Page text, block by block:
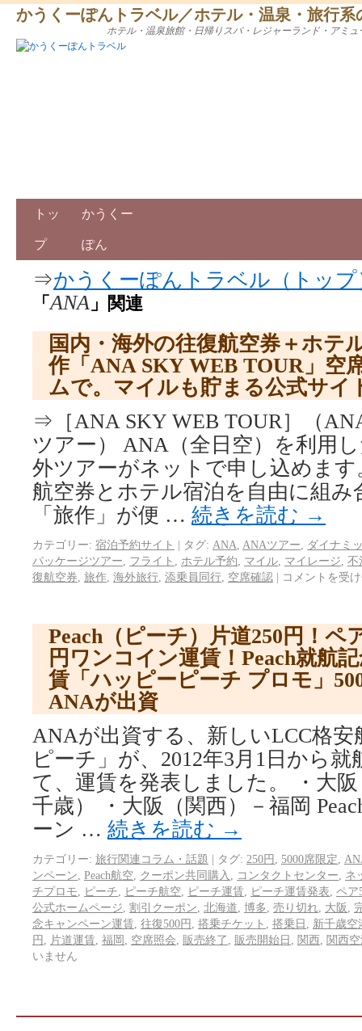
かうくーぽんトラベル／ホテル・温泉・旅行
ホテル・温泉旅館・日帰りスパ・レジャーランド・アミ
トッ
プ
かうくー
ぽん
⇒かうくーぽんトラベル（トップ
「ANA 」関連
国内・海外の往復航空券＋ホテ
作「ANA SKY WEB TOUR」空
ムで。マイルも貯まる公式サイ
⇒［ANA SKY WEB TOUR］（
ツアー） ANA（全日空）を利用
外ツアーがネットで申し込めま
航空券とホテル宿泊を自由に組
「旅作」が便 … 続きを読む →
カテゴリー: 宿泊予約サイト | タグ: ANA ANAツアー
ダイナミ
パッケージツアー
フライト ホテル予約 マイル マイレージ 不
復航空券 旅作 海外旅行 添乗員同行 空席確認 | コメントを受
Peach（ピーチ）片道250円！ペ
円ワンコイン運賃！Peach就航
賃「ハッピーピーチ プロモ」
ANAが出資
ANAが出資する、新しいLCC格安
ピーチ」が、2012年3月1日から
て、運賃を発表しました。 ・大
千歳） ・大阪（関西）－福岡
ーン … 続きを読む →
カテゴリー: 旅行関連コラム・話題 | タグ: 250円 5000席限定
ンペーン Peach航空 クーポン共同購入 コンタクトセンター
ネ
チプロモ
ピーチ ピーチ航空 ピーチ運賃 ピーチ運賃発表 ペア
公式ホームページ 割引クーポン 北海道 博多 売り切れ 大阪
念キャンペーン運賃 往復500円 搭乗チケット 搭乗日
新千歳空
円
片道運賃 福岡 空席照会 販売終了 販売開始日 関西 関西
いません